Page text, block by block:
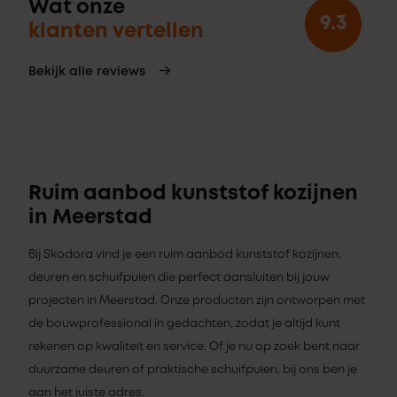
Wat onze
klanten vertellen
Bekijk alle reviews
9.3
Ruim aanbod kunststof kozijnen
in Meerstad
Bij Skodora vind je een ruim aanbod kunststof kozijnen,
deuren en schuifpuien die perfect aansluiten bij jouw
projecten in Meerstad. Onze producten zijn ontworpen met
de bouwprofessional in gedachten, zodat je altijd kunt
rekenen op kwaliteit en service. Of je nu op zoek bent naar
duurzame deuren of praktische schuifpuien, bij ons ben je
aan het juiste adres.